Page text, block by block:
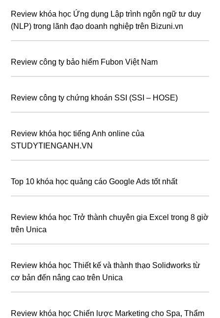
Review khóa học Ứng dụng Lập trình ngôn ngữ tư duy
(NLP) trong lãnh đạo doanh nghiệp trên Bizuni.vn
Review công ty bảo hiểm Fubon Việt Nam
Review công ty chứng khoán SSI (SSI – HOSE)
Review khóa học tiếng Anh online của
STUDYTIENGANH.VN
Top 10 khóa học quảng cáo Google Ads tốt nhất
Review khóa học Trở thành chuyên gia Excel trong 8 giờ
trên Unica
Review khóa học Thiết kế và thành thạo Solidworks từ
cơ bản đến nâng cao trên Unica
Review khóa học Chiến lược Marketing cho Spa, Thẩm